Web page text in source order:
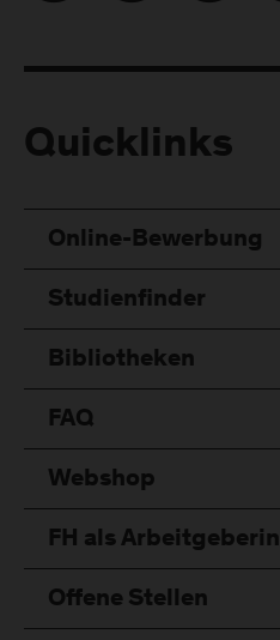
Quicklinks
Online-Bewerbung
Studienfinder
Bibliotheken
FAQ
Webshop
FH als Arbeitgeberin
Offene Stellen